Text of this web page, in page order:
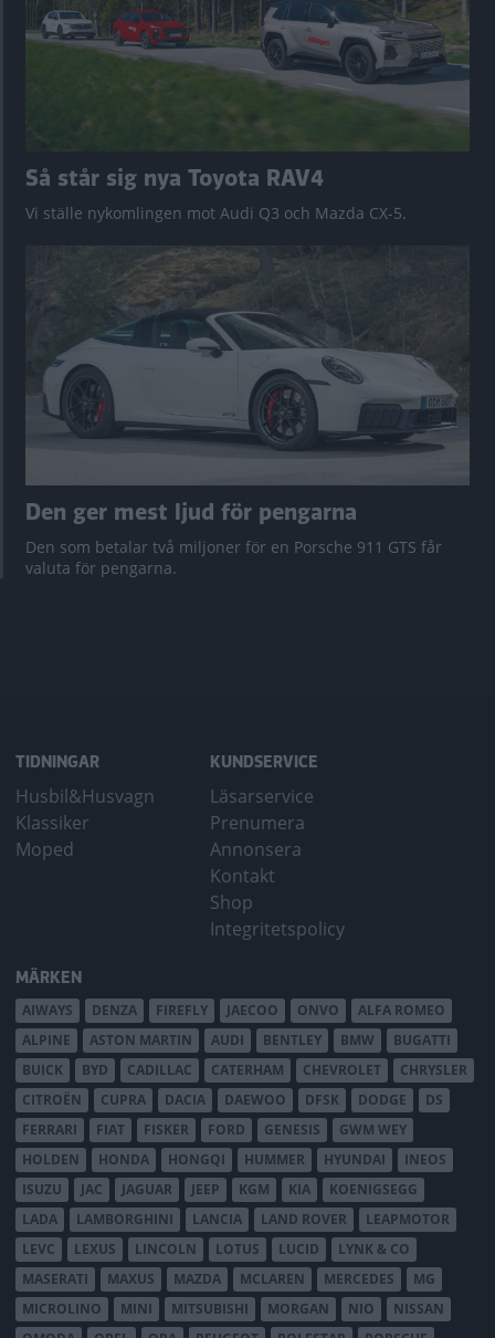
Så står sig nya Toyota RAV4
Vi ställe nykomlingen mot Audi Q3 och Mazda CX-5.
Den ger mest ljud för pengarna
Den som betalar två miljoner för en Porsche 911 GTS får
valuta för pengarna.
TIDNINGAR
Husbil&Husvagn
Klassiker
Moped
KUNDSERVICE
Läsarservice
Prenumera
Annonsera
Kontakt
Shop
Integritetspolicy
MÄRKEN
AIWAYS DENZA FIREFLY JAECOO ONVO
ALFA ROMEO
ALPINE
ASTON MARTIN AUDI BENTLEY BMW
BUGATTI
BUICK
BYD CADILLAC CATERHAM CHEVROLET
CHRYSLER
CITROËN
CUPRA DACIA DAEWOO DFSK DODGE
DS
FERRARI
FIAT FISKER FORD GENESIS
GWM WEY
HOLDEN
HONDA HONGQI HUMMER HYUNDAI
INEOS
ISUZU
JAC JAGUAR JEEP KGM KIA
KOENIGSEGG
LADA
LAMBORGHINI LANCIA LAND ROVER
LEAPMOTOR
LEVC
LEXUS LINCOLN LOTUS LUCID
LYNK & CO
MASERATI
MAXUS MAZDA MCLAREN MERCEDES
MG
MICROLINO
MINI MITSUBISHI MORGAN NIO
NISSAN